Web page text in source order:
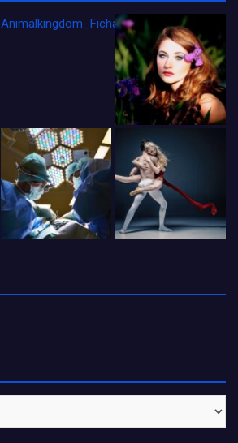
Animalkingdom_FichaCine